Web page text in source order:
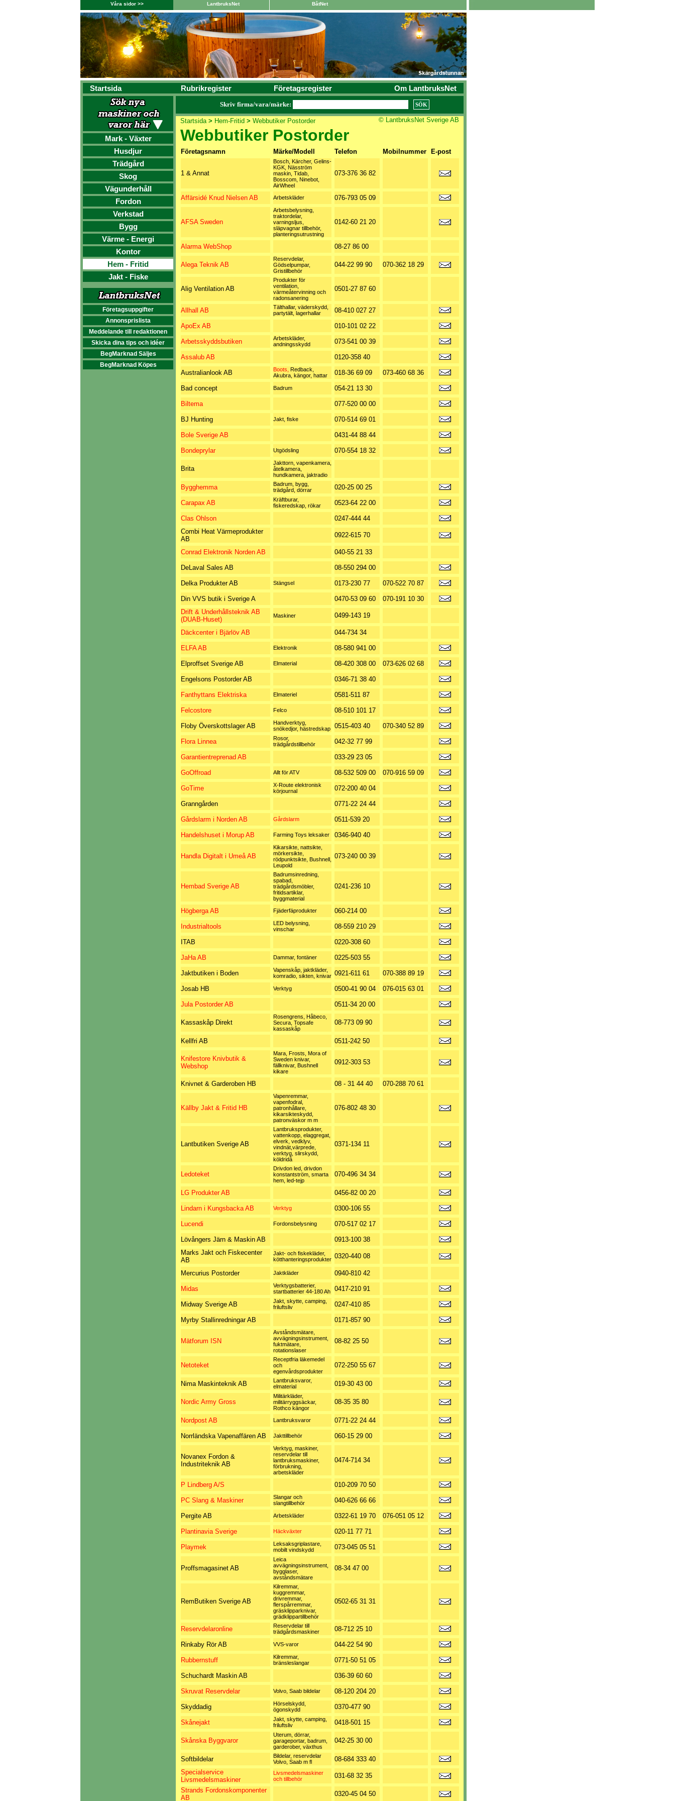
Våra sidor >> LantbruksNet BåtNet
Startsida Rubrikregister Företagsregister Om LantbruksNet
Mark - Växter
Husdjur
Trädgård
Skog
Vägunderhåll
Fordon
Verkstad
Bygg
Värme - Energi
Kontor
Hem - Fritid
Jakt - Fiske
Företagsuppgifter
Annonsprislista
Meddelande till redaktionen
Skicka dina tips och idéer
BegMarknad Säljes
BegMarknad Köpes
Skriv firma/vara/märke:
Startsida> Hem-Fritid > Webbutiker Postorder © LantbruksNet Sverige AB
Webbutiker Postorder
Företagsnamn Märke/Modell Telefon Mobilnummer E-post
1 & Annat
Bosch, Kärcher, Gelins-
KGK, Näsström
maskin, Tidab,
Bosscom, Ninebot,
AirWheel
073-376 36 82
Affärsidé Knud Nielsen AB Arbetskläder 076-793 05 09
AFSA Sweden
Arbetsbelysning,
traktordelar,
varningsljus,
släpvagnar tillbehör,
planteringsutrustning
0142-60 21 20
Alarma WebShop 08-27 86 00
Alega Teknik AB
Reservdelar,
Gödselpumpar,
Gristillbehör
044-22 99 90 070-362 18 29
Alig Ventilation AB
Produkter för
ventilation,
värmeåtervinning och
radonsanering
0501-27 87 60
Allhall AB
Tälthallar, väderskydd,
partytält, lagerhallar
08-410 027 27
ApoEx AB 010-101 02 22
Arbetsskyddsbutiken
Arbetskläder,
andningsskydd
073-541 00 39
Assalub AB 0120-358 40
Australianlook AB Boots, Redback,
Akubra, kängor, hattar
018-36 69 09 073-460 68 36
Bad concept Badrum 054-21 13 30
Biltema 077-520 00 00
BJ Hunting Jakt, fiske 070-514 69 01
Bole Sverige AB 0431-44 88 44
Bondeprylar Utgödsling 070-554 18 32
Brita
Jakttorn, vapenkamera,
åtelkamera,
hundkamera, jaktradio
Bygghemma
Badrum, bygg,
trädgård, dörrar
020-25 00 25
Carapax AB
Kräftburar,
fiskeredskap, rökar
0523-64 22 00
Clas Ohlson
0247-444 44
Combi Heat Värmeprodukter
AB
0922-615 70
Conrad Elektronik Norden AB 040-55 21 33
DeLaval Sales AB 08-550 294 00
Delka Produkter AB Stängsel 0173-230 77 070-522 70 87
Din VVS butik i Sverige A 0470-53 09 60
070-191 10 30
Drift & Underhållsteknik AB
(DUAB-Huset)
Maskiner 0499-143 19
Däckcenter i Bjärlöv AB 044-734 34
ELFA AB Elektronik 08-580 941 00
Elproffset Sverige AB Elmaterial 08-420 308 00 073-626 02 68
Engelsons Postorder AB 0346-71 38 40
Fanthyttans Elektriska Elmateriel 0581-511 87
Felcostore Felco 08-510 101 17
Floby Överskottslager AB
Handverktyg,
snökedjor, hästredskap
0515-403 40 070-340 52 89
Flora Linnea
Rosor,
trädgårdstillbehör
042-32 77 99
Garantientreprenad AB 033-29 23 05
GoOffroad Allt för ATV 08-532 509 00 070-916 59 09
GoTime
X-Route elektronisk
körjournal
072-200 40 04
Granngården 0771-22 24 44
Gårdslarm i Norden AB Gårdslarm 0511-539 20
Handelshuset i Morup AB Farming Toys leksaker 0346-940 40
Handla Digitalt i Umeå AB
Kikarsikte, nattsikte,
mörkersikte,
rödpunktsikte, Bushnell,
Leupold
073-240 00 39
Hembad Sverige AB
Badrumsinredning,
spabad,
trädgårdsmöbler,
fritidsartiklar,
byggmaterial
0241-236 10
Högberga AB Fjäderfäprodukter 060-214 00
Industrialtools
LED belysning,
vinschar
08-559 210 29
ITAB 0220-308 60
JaHa AB Dammar, fontäner 0225-503 55
Jaktbutiken i Boden
Vapenskåp, jaktkläder,
komradio, sikten, knivar 0921-611 61 070-388 89 19
Josab HB Verktyg 0500-41 90 04 076-015 63 01
Jula Postorder AB 0511-34 20 00
Kassaskåp Direkt
Rosengrens, Håbeco,
Secura, Topsafe
kassaskåp
08-773 09 90
Kellfri AB 0511-242 50
Knifestore Knivbutik &
Webshop
Mara, Frosts, Mora of
Sweden knivar,
fällknivar, Bushnell
kikare
0912-303 53
Knivnet & Garderoben HB 08 - 31 44 40 070-288 70 61
Källby Jakt & Fritid HB
Vapenremmar,
vapenfodral,
patronhållare,
kikarsikteskydd,
patronväskor m m
076-802 48 30
Lantbutiken Sverige AB
Lantbruksprodukter,
vattenkopp, elaggregat,
elverk, vedklyv,
vindnät,värprede,
verktyg, slirskydd,
köldridå
0371-134 11
Ledoteket
Drivdon led, drivdon
konstantström, smarta
hem, led-tejp
070-496 34 34
LG Produkter AB 0456-82 00 20
Lindarn i Kungsbacka AB Verktyg 0300-106 55
Lucendi Fordonsbelysning 070-517 02 17
Lövångers Järn & Maskin AB
0913-100 38
Marks Jakt och Fiskecenter
AB
Jakt- och fiskekläder,
kötthanteringsprodukter 0320-440 08
Mercurius Postorder Jaktkläder 0940-810 42
Midas
Verktygsbatterier,
startbatterier 44-180 Ah
0417-210 91
Midway Sverige AB
Jakt, skytte, camping,
friluftsliv
0247-410 85
Myrby Stallinredningar AB 0171-857 90
Mätforum ISN
Avståndsmätare,
avvägningsinstrument,
fuktmätare,
rotationslaser
08-82 25 50
Netoteket
Receptfria läkemedel
och
egenvårdsprodukter
072-250 55 67
Nima Maskinteknik AB
Lantbruksvaror,
elmaterial
019-30 43 00
Nordic Army Gross
Militärkläder,
militärryggsäckar,
Rothco kängor
08-35 35 80
Nordpost AB Lantbruksvaror 0771-22 24 44
Norrländska Vapenaffären AB Jakttillbehör 060-15 29 00
Novanex Fordon &
Industriteknik AB
Verktyg, maskiner,
reservdelar till
lantbruksmaskiner,
förbrukning,
arbetskläder
0474-714 34
P Lindberg A/S 010-209 70 50
PC Slang & Maskiner
Slangar och
slangtillbehör
040-626 66 66
Pergite AB Arbetskläder 0322-61 19 70 076-051 05 12
Plantinavia Sverige Häckväxter 020-11 77 71
Playmek
Leksaksgriplastare,
mobilt vindskydd
073-045 05 51
Proffsmagasinet AB
Leica
avvägningsinstrument,
bygglaser,
avståndsmätare
08-34 47 00
RemButiken Sverige AB
Kilremmar,
kuggremmar,
drivremmar,
flerspårremmar,
gräsklipparknivar,
grädklippartillbehör
0502-65 31 31
Reservdelaronline
Reservdelar till
trädgårdsmaskiner
08-712 25 10
Rinkaby Rör AB VVS-varor 044-22 54 90
Rubbernstuff
Kilremmar,
bränsleslangar
0771-50 51 05
Schuchardt Maskin AB 036-39 60 60
Skruvat Reservdelar Volvo, Saab bildelar 08-120 204 20
Skyddadig
Hörselskydd,
ögonskydd
0370-477 90
Skånejakt
Jakt, skytte, camping,
friluftsliv
0418-501 15
Skånska Byggvaror
Uterum, dörrar,
garageportar, badrum,
garderober, växthus
042-25 30 00
Softbildelar
Bildelar, reservdelar
Volvo, Saab m fl
08-684 333 40
Specialservice
Livsmedelsmaskiner
Livsmedelsmaskiner
och tillbehör
031-68 32 35
Strands Fordonskomponenter
AB
0320-45 04 50